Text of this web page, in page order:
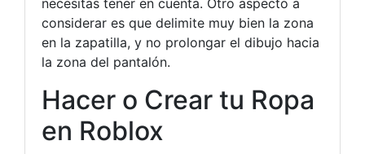
necesitas tener en cuenta. Otro aspecto a
considerar es que delimite muy bien la zona
en la zapatilla, y no prolongar el dibujo hacia
la zona del pantalón.
Hacer o Crear tu Ropa
en Roblox